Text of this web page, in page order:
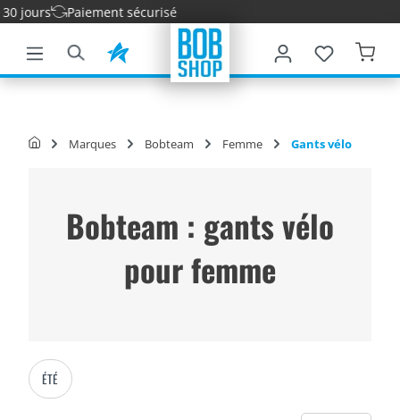
principal
Paiement sécurisé
Marques Bobteam Femme Gants vélo
Bobteam : gants vélo
pour femme
ÉTÉ